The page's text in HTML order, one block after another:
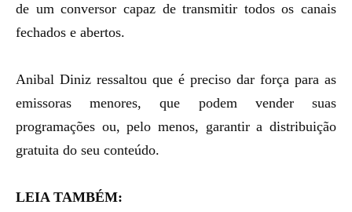
de um conversor capaz de transmitir todos os canais
fechados e abertos.
Anibal Diniz ressaltou que é preciso dar força para as
emissoras menores, que podem vender suas
programações ou, pelo menos, garantir a distribuição
gratuita do seu conteúdo.
LEIA TAMBÉM: